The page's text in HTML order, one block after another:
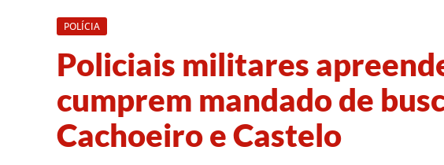
POLÍCIA
Policiais militares
cumprem mandado de
Cachoeiro e Castelo